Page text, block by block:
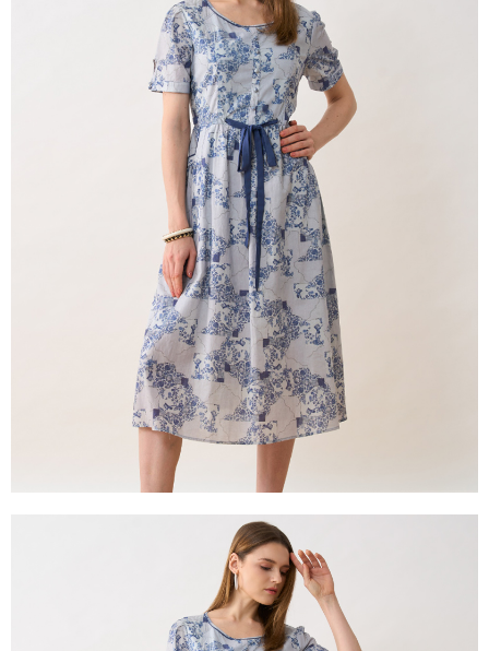
2.透過簡訊連結打開帳單後，可選擇「超商條碼／台灣大直營門市／銀行轉
帳／街口支付／iPASS MONEY」等通路繳費。
1.本服務係由「台灣大哥大股份有限公司」（以下簡稱本公司）所提供，讓
用戶於交易時，得透過本服務購買商品或服務，並由商店將買賣／分期付款
買賣價金債權讓與本公司後，依約使用本公司帳單繳交帳款。
2.基於同意付款使用「大哥付你分期」之契約關係目的，商店將以您的個人
資料（包含姓名、電話或地址）提供予台灣大哥大進項蒐集、處理及利用，
由本公司與您本人進行分期帳單所需資料之確認、核對及更正。
3.完整用戶服務條款，請詳閱以下連結： https://oppay.tw/userRule
１．於結帳方式選擇「AFTEE先享後付」後，將跳轉至「AFTEE先享後付」
結帳頁面，進行簡訊認證並確認金額後，即可完成結帳。
２．訂單成立數日內，您將收到繳費通知簡訊。
３．收到繳費通知簡訊後14天內，點擊此簡訊中的連結，可透過四大超商／
ATM／網路銀行／等多元方式進行付款，方視為交易完成。
※ 請注意：結帳手續完成當下不需立刻繳費，但若您需要取消訂單，請聯絡
購買商品的店家。未經商家同意取消之訂單仍視為有效，需透過AFTEE先享
※ 交易是否成功請以「AFTEE先享後付 」之結帳頁面顯示為準，若有關於
是否繳費成功／繳費後需取消欲退款等相關疑問，請聯繫「AFTEE先享後付
https://netprotections.freshdesk.com/support/home
１．透過由恩沛科技股份有限公司提供之「AFTEE先享後付」服務完成之交
易，需依本服務之必要範圍內提供個人資料，並將交易相關給付款項請求債
權轉讓予恩沛科技股份有限公司。
２．關於個人資料處理事宜，請瀏覽以下網址：
https://aftee.tw/terms/#terms3
３．未成年的使用者請事先徵得法定代理人或監護人之同意方可使用
「AFTEE先享後付」，若未經同意申辦者引起之損失，本公司不負相關責
４．使用「AFTEE先享後付」時，將依據個別帳號之用戶狀況，依本公司即
時審查核予不同之上限額度；若仍有額度不足之情形，本公司將視審查結果
５．嚴禁一人註冊多個帳號或使用他人資訊註冊。若發現惡意使用之情形，
每筆NT$120，滿NT$2,000(含以上)免運費
每筆NT$120，滿NT$2,000(含以上)免運費